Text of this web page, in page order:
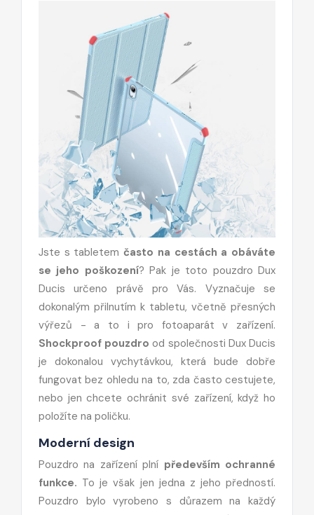
Jste s tabletemčasto na cestách a obáváte
se jeho poškození? Pak je toto pouzdro Dux
Ducis určeno právě pro Vás. Vyznačuje se
dokonalým přilnutím k tabletu, včetně přesných
výřezů - a to i pro fotoaparát v zařízení.
Shockproof pouzdro od společnosti Dux Ducis
je dokonalou vychytávkou, která bude dobře
fungovat bez ohledu na to, zda často cestujete,
nebo jen chcete ochránit své zařízení, když ho
položíte na poličku.
Moderní design
Pouzdro na zařízení plní především ochranné
funkce. To je však jen jedna z jeho předností.
Pouzdro bylo vyrobeno s důrazem na každý